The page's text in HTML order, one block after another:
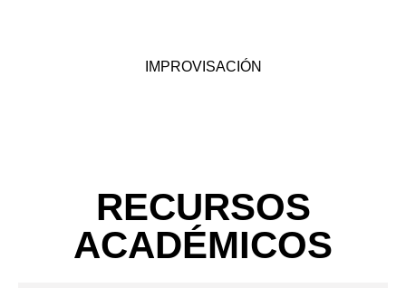
IMPROVISACIÓN
RECURSOS
ACADÉMICOS